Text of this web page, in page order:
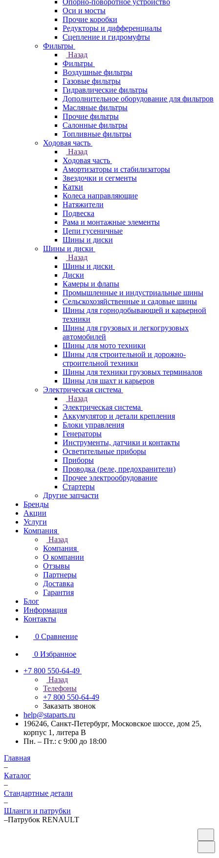
Опорно-поворотное устройство
Оси и мосты
Прочие коробки
Редукторы и дифференциалы
Сцепление и гидромуфты
Фильтры
Назад
Фильтры
Воздушные фильтры
Газовые фильтры
Гидравлические фильтры
Дополнительное оборудование для фильтров
Масляные фильтры
Прочие фильтры
Салонные фильтры
Топливные фильтры
Ходовая часть
Назад
Ходовая часть
Амортизаторы и стабилизаторы
Звездочки и сегменты
Катки
Колеса направляющие
Натяжители
Подвеска
Рама и монтажные элементы
Цепи гусеничные
Шины и диски
Шины и диски
Назад
Шины и диски
Диски
Камеры и флапы
Промышленные и индустриальные шины
Сельскохозяйственные и садовые шины
Шины для горнодобывающей и карьерной
техники
Шины для грузовых и легкогрузовых
автомобилей
Шины для мото техники
Шины для строительной и дорожно-
строительной техники
Шины для техники грузовых терминалов
Шины для шахт и карьеров
Электрическая система
Назад
Электрическая система
Аккумулятор и детали крепления
Блоки управления
Генераторы
Инструменты, датчики и контакты
Осветительные приборы
Приборы
Проводка (реле, предохранители)
Прочее электрообрудование
Стартеры
Другие запчасти
Бренды
Акции
Услуги
Компания
Назад
Компания
О компании
Отзывы
Партнеры
Доставка
Гарантия
Блог
Информация
Контакты
0 Сравнение
0 Избранное
+7 800 550-64-49
Назад
Телефоны
+7 800 550-64-49
Заказать звонок
help@staparts.ru
196246, Санкт-Петербург, Московское шоссе, дом 25,
корпус 1, литера В
Пн. – Пт.: с 9:00 до 18:00
Главная
–
Каталог
–
Стандартные детали
–
Шланги и патрубки
–Патрубок RENAULT